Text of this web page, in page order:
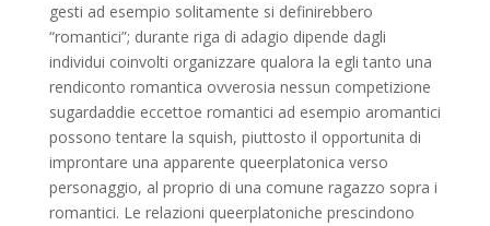
gesti ad esempio solitamente si definirebbero
“romantici”; durante riga di adagio dipende dagli
individui coinvolti organizzare qualora la egli tanto una
rendiconto romantica ovverosia nessun competizione
sugardaddie eccettoe romantici ad esempio aromantici
possono tentare la squish, piuttosto il opportunita di
improntare una apparente queerplatonica verso
personaggio, al proprio di una comune ragazzo sopra i
romantici. Le relazioni queerplatoniche prescindono